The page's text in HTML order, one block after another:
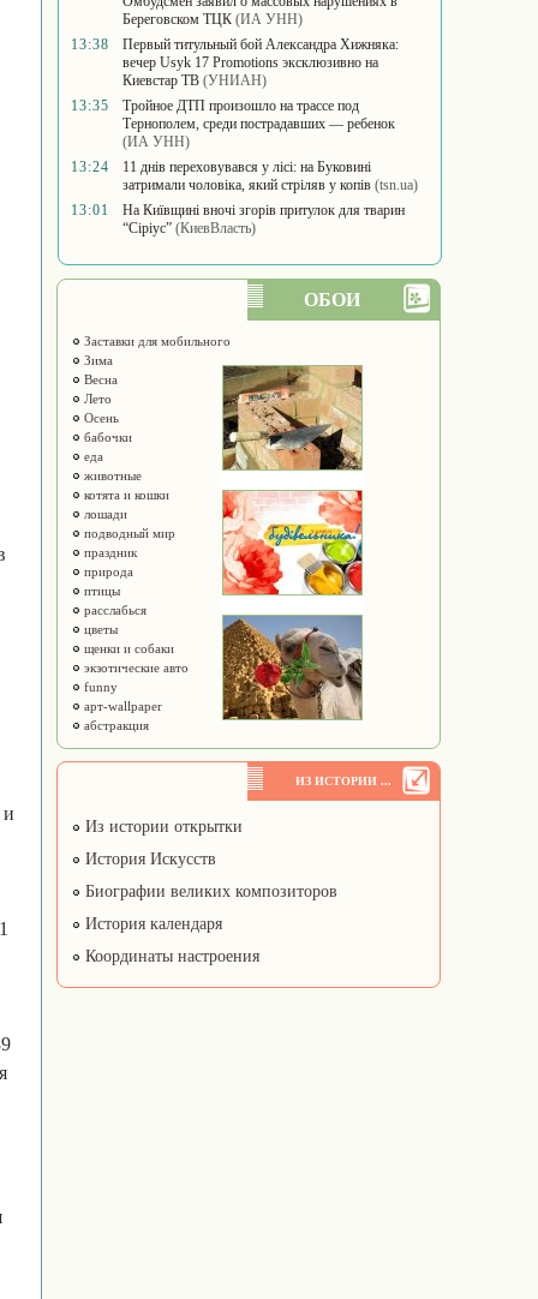
и
Береговском ТЦК (ИА УНН)
13:38
Первый титульный бой Александра Хижняка:
вечер Usyk 17 Promotions эксклюзивно на
Киевстар ТВ (УНИАН)
13:35
Тройное ДТП произошло на трассе под
Тернополем, среди пострадавших — ребенок
(ИА УНН)
13:24
11 днів переховувався у лісі: на Буковині
затримали чоловіка, який стріляв у копів (tsn.ua)
13:01
На Київщині вночі згорів притулок для тварин
“Сіріус” (КиевВласть)
ОБОИ
Заставки для мобильного
Зима
Весна
Лето
Осень
бабочки
еда
животные
котята и кошки
лошади
подводный мир
праздник
природа
птицы
расслабься
цветы
щенки и собаки
экзотические авто
funny
арт-wallpaper
абстракция
ИЗ ИСТОРИИ ...
Из истории открытки
История Искусств
Биографии великих композиторов
История календаря
Координаты настроения